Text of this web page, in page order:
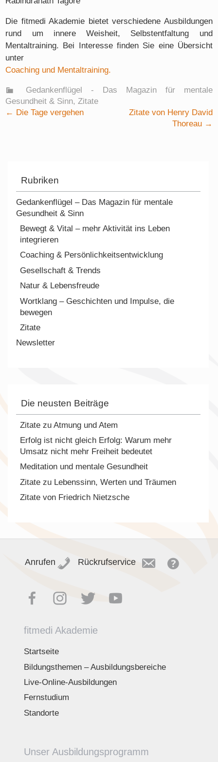
Die fitmedi Akademie bietet verschiedene Ausbildungen
rund um innere Weisheit, Selbstentfaltung und
Mentaltraining. Bei Interesse finden Sie eine Übersicht
unter
Coaching und Mentaltraining.
Gedankenflügel - Das Magazin für mentale
Gesundheit & Sinn, Zitate
Beitrags Navigation
← Die Tage vergehen
Zitate von Henry David
Thoreau →
Rubriken
Gedankenflügel – Das Magazin für mentale
Gesundheit & Sinn
Bewegt & Vital – mehr Aktivität ins Leben
integrieren
Coaching & Persönlichkeitsentwicklung
Gesellschaft & Trends
Natur & Lebensfreude
Wortklang – Geschichten und Impulse, die
bewegen
Zitate
Newsletter
Die neusten Beiträge
Zitate zu Atmung und Atem
Erfolg ist nicht gleich Erfolg: Warum mehr
Umsatz nicht mehr Freiheit bedeutet
Meditation und mentale Gesundheit
Zitate zu Lebenssinn, Werten und Träumen
Zitate von Friedrich Nietzsche
Anrufen Rückrufservice
fitmedi Akademie
Startseite
Bildungsthemen – Ausbildungsbereiche
Live-Online-Ausbildungen
Fernstudium
Standorte
Unser Ausbildungsprogramm